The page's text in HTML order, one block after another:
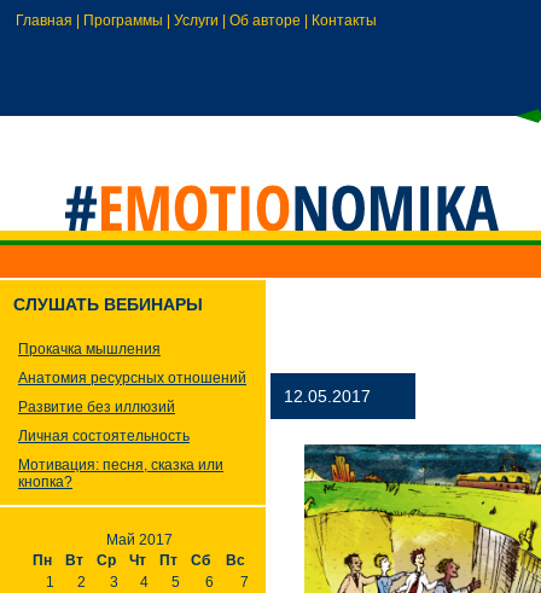
Главная Программы Услуги Об авторе Контакты
СЛУШАТЬ ВЕБИНАРЫ
Прокачка мышления
Анатомия ресурсных отношений
Развитие без иллюзий
Личная состоятельность
Мотивация: песня, сказка или
кнопка?
Май 2017
Пн
Вт Ср Чт Пт Сб Вс
1 2 3 4 5 6
7
12.05.2017